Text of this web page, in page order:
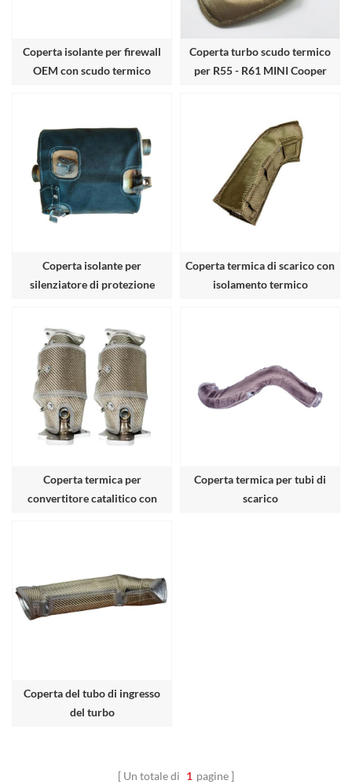
Coperta isolante per firewall
OEM con scudo termico
Coperta turbo scudo termico
per R55 - R61 MINI Cooper
Coperta isolante per
silenziatore di protezione
Coperta termica di scarico con
isolamento termico
Coperta termica per
convertitore catalitico con
Coperta termica per tubi di
scarico
Coperta del tubo di ingresso
del turbo
Un totale di 1 pagine